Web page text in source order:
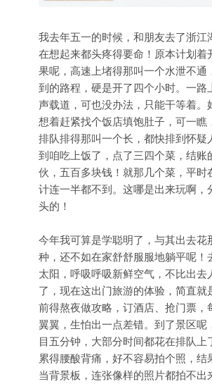
我去年五一的时候，和朋友去了浙江
在想起来都头疼得要命！原本计划着
果呢，高速上堵得那叫一个水泄不通
到的路程，硬是开了四个小时。一路
声载道，可也没办法，只能干等着。
想着赶紧找个饭店填饱肚子，可一瞧
排队排得那叫一个长，都快排到怀疑
到咱吃上饭了，点了三四个菜，结账
伙，五百多块钱！就那几个菜，平时
计连一半都不到。这哪是出来玩啊，
头的！
今年我可算是学聪明了，与其出去花
种，还不如在家舒舒服服地躺平呢！
太阳，呼吸呼吸新鲜空气，不比出去
了，现在这出门旅游的体验，简直就
前得熬夜做攻略，订酒店、抢门票，
翼翼，生怕出一点差错。到了景区呢
目五分钟，大部分时间都花在排队上
累得腰酸背痛，好不容易拍个照，结
当背景板，连张像样的照片都拍不出